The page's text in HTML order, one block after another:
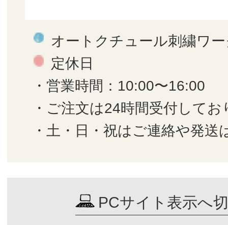
オートクチュール刺繍ワ
定休日
・営業時間：10:00〜16:00
・ご注文は24時間受付してお
・土・日・祝はご連絡や発送
PCサイト表示へ